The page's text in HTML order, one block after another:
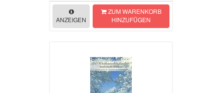
ANZEIGEN
ZUM WARENKORB
HINZUFÜGEN